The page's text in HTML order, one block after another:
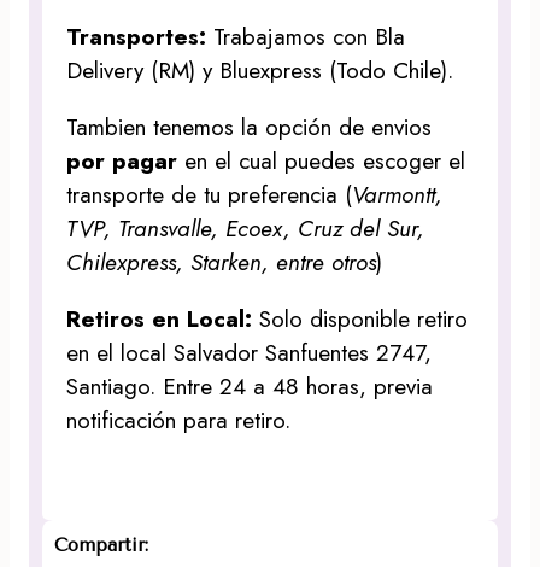
Transportes: Trabajamos con Bla
Delivery (RM) y Bluexpress (Todo Chile).
Tambien tenemos la opción de envios
por pagar en el cual puedes escoger el
transporte de tu preferencia (Varmontt,
TVP, Transvalle, Ecoex, Cruz del Sur,
Chilexpress, Starken, entre otros)
Retiros en Local:Solo disponible retiro
en el local Salvador Sanfuentes 2747,
Santiago. Entre 24 a 48 horas, previa
notificación para retiro.
Compartir: